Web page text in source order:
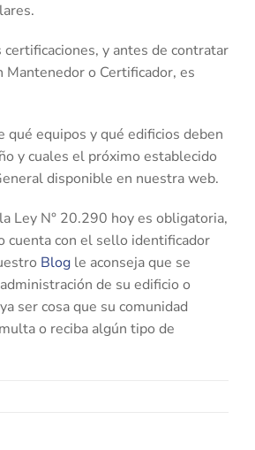
certificaciones, y antes de contratar
Mantenedor o Certificador, es
qué equipos y qué edificios deben
y cuales el próximo establecido
disponible en nuestra web.
Ley N° 20.290 hoy es obligatoria,
cuenta con el sello identificador
Blog le aconseja que se
de su edificio o
ser cosa que su comunidad
o reciba algún tipo de